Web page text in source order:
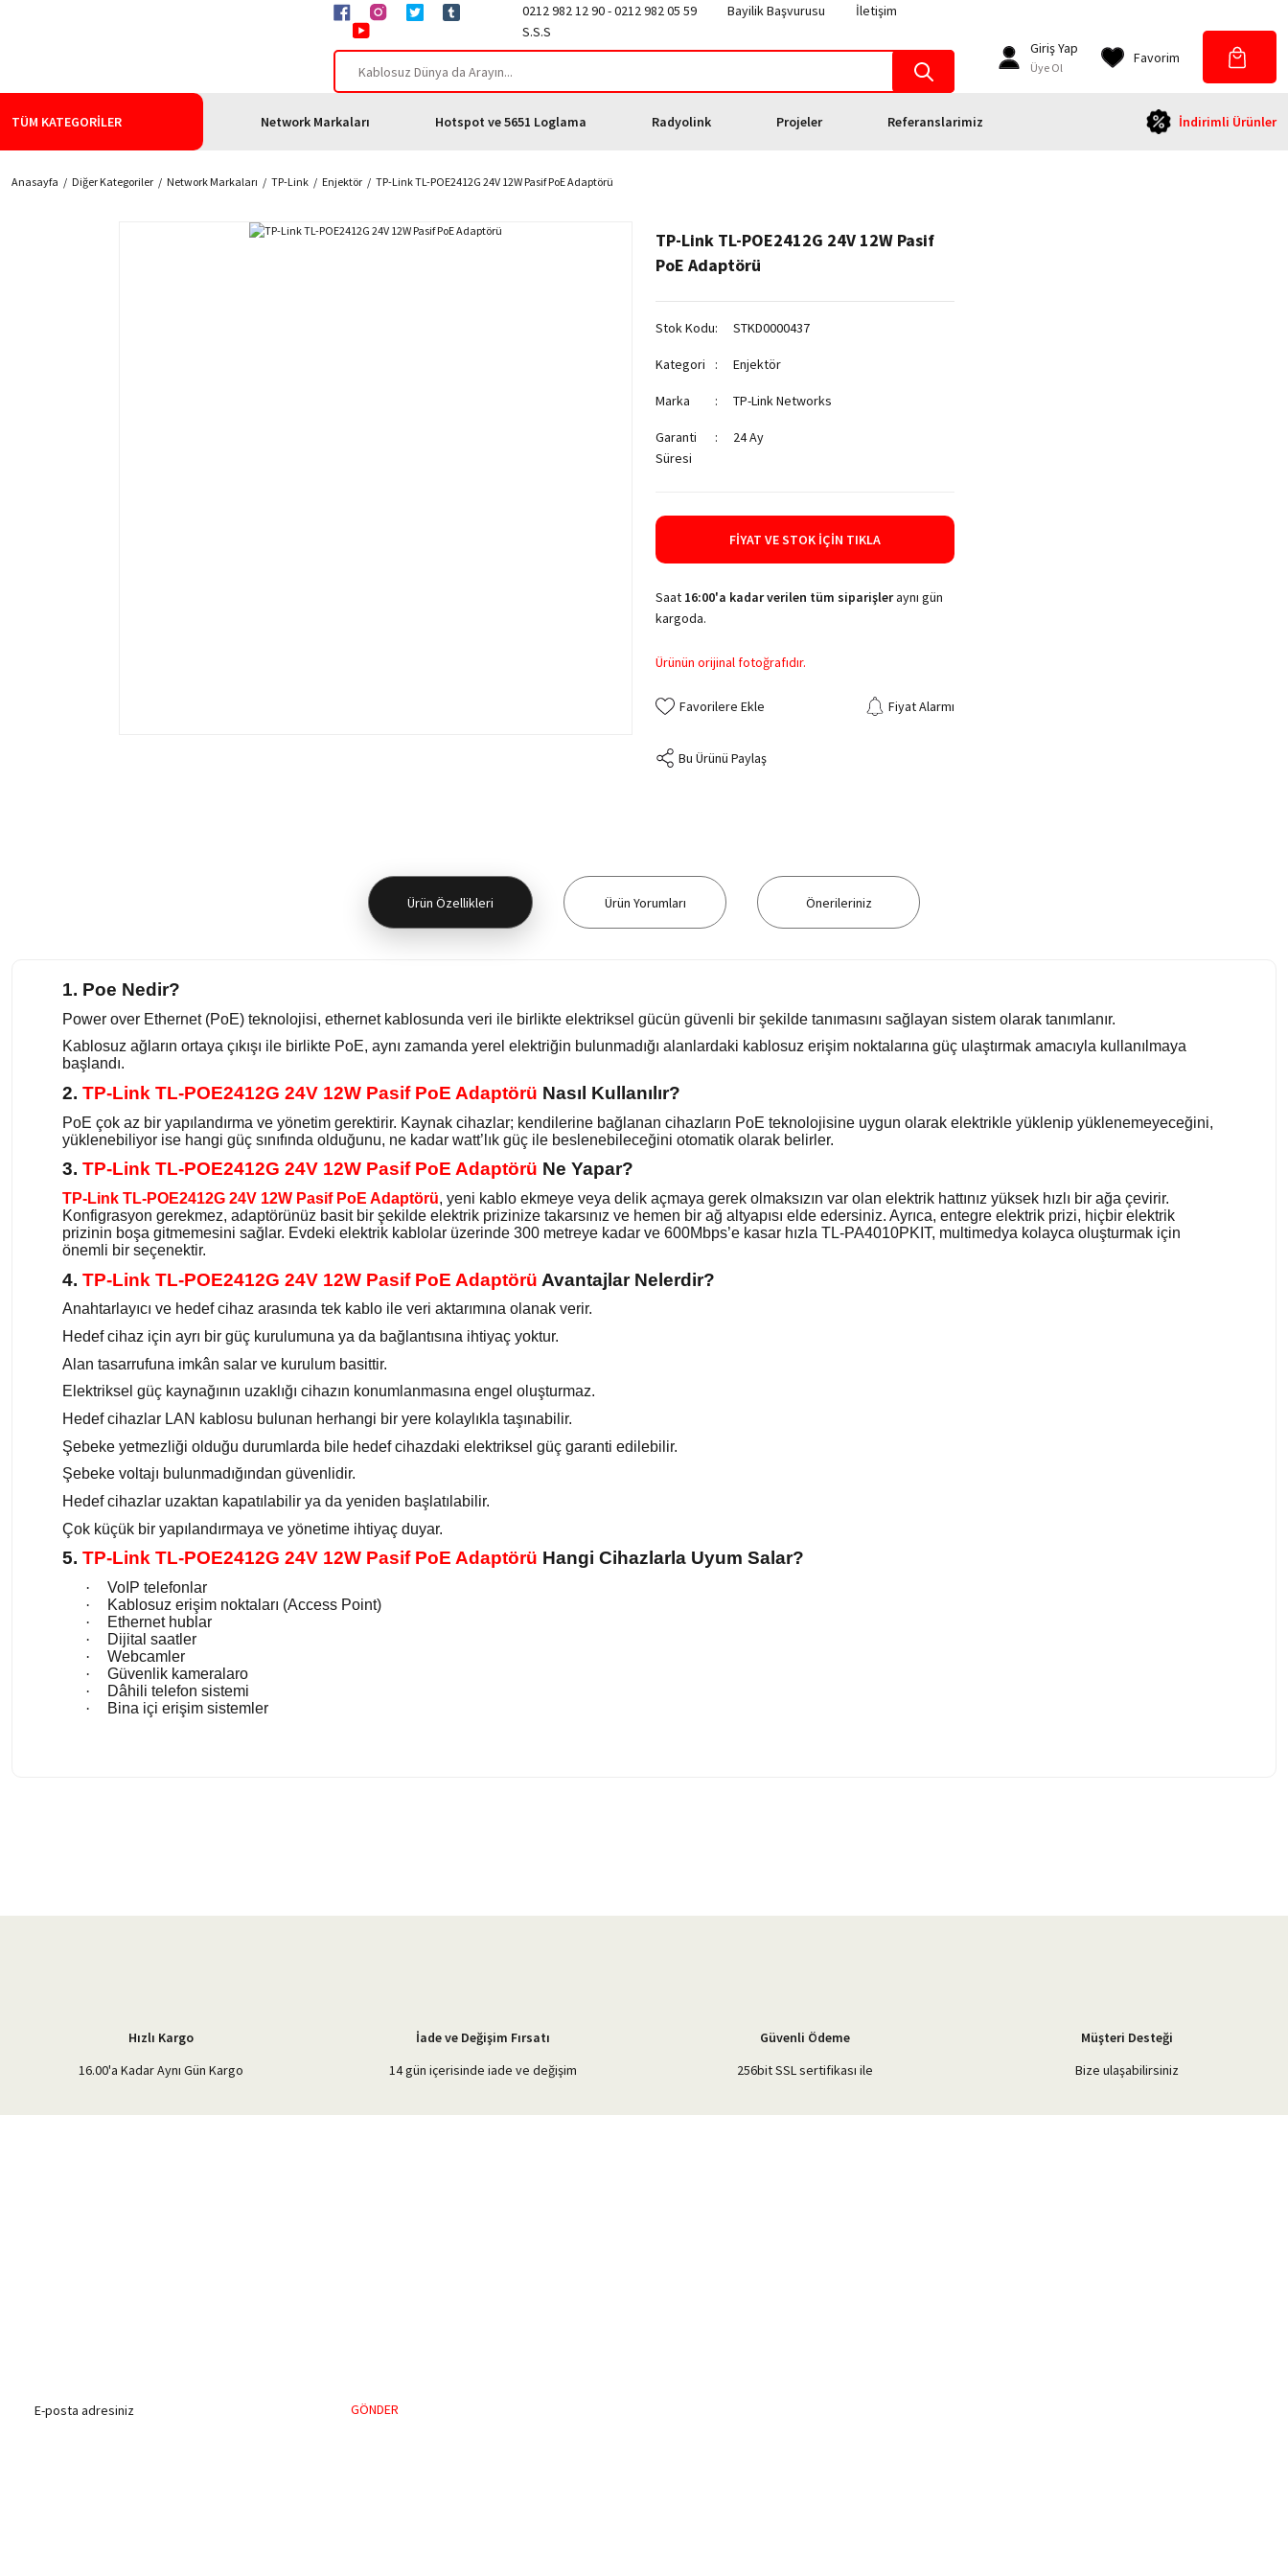
0212 982 12 90 - 0212 982 05 59 Bayilik Başvurusu
İletişim
S.S.S
Giriş Yap
Üye Ol
Favorim
TÜM KATEGORİLER Network Markaları Hotspot ve 5651 Loglama Radyolink Projeler Referanslarimiz İndirimli Ürünler
Anasayfa Diğer Kategoriler Network Markaları TP-Link Enjektör TP-Link TL-POE2412G 24V 12W Pasif PoE Adaptörü
TP-Link TL-POE2412G 24V 12W Pasif
PoE Adaptörü
Stok Kodu STKD0000437
Kategori Enjektör
Marka TP-Link Networks
Garanti
Süresi
24 Ay
FIYAT VE STOK İÇIN TIKLA
Saat 16:00'a kadar verilen tüm siparişleraynı gün
kargoda.
Ürünün orijinal fotoğrafıdır.
Fiyat Alarmı
Bu Ürünü Paylaş
Ürün Özellikleri Ürün Yorumları Önerileriniz
1. Poe Nedir?
Power over Ethernet (PoE) teknolojisi, ethernet kablosunda veri ile birlikte elektriksel gücün güvenli bir şekilde tanımasını sağlayan sistem olarak tanımlanır.
Kablosuz ağların ortaya çıkışı ile birlikte PoE, aynı zamanda yerel elektriğin bulunmadığı alanlardaki kablosuz erişim noktalarına güç ulaştırmak amacıyla kullanılmaya
başlandı.
2. TP-Link TL-POE2412G 24V 12W Pasif PoE Adaptörü Nasıl Kullanılır?
PoE çok az bir yapılandırma ve yönetim gerektirir. Kaynak cihazlar; kendilerine bağlanan cihazların PoE teknolojisine uygun olarak elektrikle yüklenip yüklenemeyeceğini,
yüklenebiliyor ise hangi güç sınıfında olduğunu, ne kadar watt’lık güç ile beslenebileceğini otomatik olarak belirler.
3. TP-Link TL-POE2412G 24V 12W Pasif PoE Adaptörü Ne Yapar?
TP-Link TL-POE2412G 24V 12W Pasif PoE Adaptörü, yeni kablo ekmeye veya delik açmaya gerek olmaksızın var olan elektrik hattınız yüksek hızlı bir ağa çevirir.
Konfigrasyon gerekmez, adaptörünüz basit bir şekilde elektrik prizinize takarsınız ve hemen bir ağ altyapısı elde edersiniz. Ayrıca, entegre elektrik prizi, hiçbir elektrik
prizinin boşa gitmemesini sağlar. Evdeki elektrik kablolar üzerinde 300 metreye kadar ve 600Mbps’e kasar hızla TL-PA4010PKIT, multimedya kolayca oluşturmak için
önemli bir seçenektir.
4. TP-Link TL-POE2412G 24V 12W Pasif PoE Adaptörü Avantajlar Nelerdir?
Anahtarlayıcı ve hedef cihaz arasında tek kablo ile veri aktarımına olanak verir.
Hedef cihaz için ayrı bir güç kurulumuna ya da bağlantısına ihtiyaç yoktur.
Alan tasarrufuna imkân salar ve kurulum basittir.
Elektriksel güç kaynağının uzaklığı cihazın konumlanmasına engel oluşturmaz.
Hedef cihazlar LAN kablosu bulunan herhangi bir yere kolaylıkla taşınabilir.
Şebeke yetmezliği olduğu durumlarda bile hedef cihazdaki elektriksel güç garanti edilebilir.
Şebeke voltajı bulunmadığından güvenlidir.
Hedef cihazlar uzaktan kapatılabilir ya da yeniden başlatılabilir.
Çok küçük bir yapılandırmaya ve yönetime ihtiyaç duyar.
5. TP-Link TL-POE2412G 24V 12W Pasif PoE Adaptörü Hangi Cihazlarla Uyum Salar?
·
VoIP telefonlar
·
Kablosuz erişim noktaları (Access Point)
·
Ethernet hublar
·
Dijital saatler
·
Webcamler
·
Güvenlik kameralaro
·
Dâhili telefon sistemi
·
Bina içi erişim sistemler
Hızlı Kargo
16.00'a Kadar Aynı Gün Kargo
İade ve Değişim Fırsatı
14 gün içerisinde iade ve değişim
Güvenli Ödeme
256bit SSL sertifikası ile
Müşteri Desteği
Bize ulaşabilirsiniz
GÖNDER